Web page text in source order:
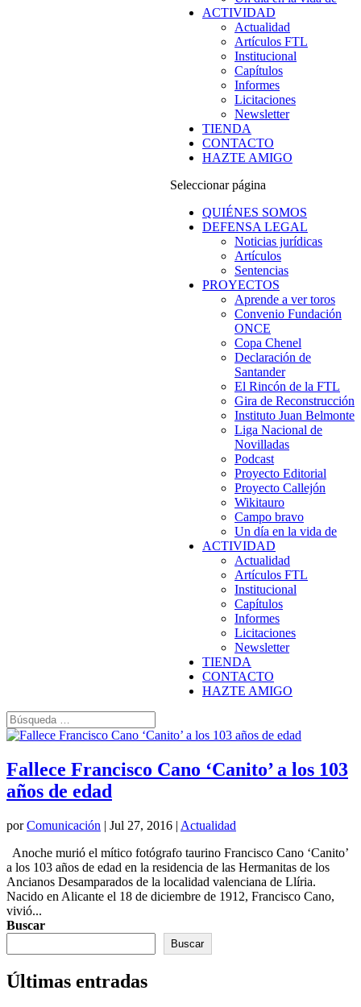
ACTIVIDAD
Actualidad
Artículos FTL
Institucional
Capítulos
Informes
Licitaciones
Newsletter
TIENDA
CONTACTO
HAZTE AMIGO
Seleccionar página
QUIÉNES SOMOS
DEFENSA LEGAL
Noticias jurídicas
Artículos
Sentencias
PROYECTOS
Aprende a ver toros
Convenio Fundación
ONCE
Copa Chenel
Declaración de
Santander
El Rincón de la FTL
Gira de Reconstrucción
Instituto Juan Belmonte
Liga Nacional de
Novilladas
Podcast
Proyecto Editorial
Proyecto Callejón
Wikitauro
Campo bravo
Un día en la vida de
ACTIVIDAD
Actualidad
Artículos FTL
Institucional
Capítulos
Informes
Licitaciones
Newsletter
TIENDA
CONTACTO
HAZTE AMIGO
Fallece Francisco Cano ‘Canito’ a los 103
años de edad
porComunicación | Jul 27, 2016 | Actualidad
Anoche murió el mítico fotógrafo taurino Francisco Cano ‘Canito’
a los 103 años de edad en la residencia de las Hermanitas de los
Ancianos Desamparados de la localidad valenciana de Llíria.
Nacido en Alicante el 18 de diciembre de 1912, Francisco Cano,
vivió...
Buscar
Buscar
Últimas entradas